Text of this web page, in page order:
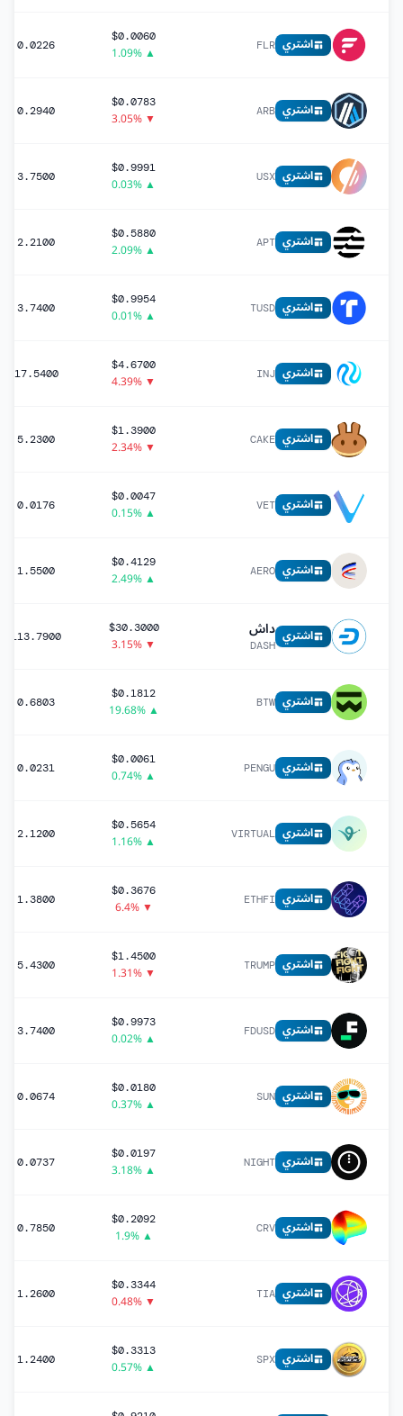
اشتري FLR
$0.0060
▲ 1.09%
0.0226
اشتري ARB
$0.0783
▼ 3.05%
0.2940
اشتري USX
$0.9991
▲ 0.03%
3.7500
اشتري APT
$0.5880
▲ 2.09%
2.2100
اشتري TUSD
$0.9954
▲ 0.01%
3.7400
اشتري INJ
$4.6700
▼ 4.39%
17.5400
اشتري CAKE
$1.3900
▼ 2.34%
5.2300
اشتري VET
$0.0047
▲ 0.15%
0.0176
اشتري AERO
$0.4129
▲ 2.49%
1.5500
اشتري داش
DASH
$30.3000
▼ 3.15%
113.7900
اشتري BTW
$0.1812
▲ 19.68%
0.6803
اشتري PENGU
$0.0061
▲ 0.74%
0.0231
اشتري VIRTUAL
$0.5654
▲ 1.16%
2.1200
اشتري ETHFI
$0.3676
▼ 6.4%
1.3800
اشتري TRUMP
$1.4500
▼ 1.31%
5.4300
اشتري FDUSD
$0.9973
▲ 0.02%
3.7400
اشتري SUN
$0.0180
▲ 0.37%
0.0674
اشتري NIGHT
$0.0197
▲ 3.18%
0.0737
اشتري CRV
$0.2092
▲ 1.9%
0.7850
اشتري TIA
$0.3344
▼ 0.48%
1.2600
اشتري SPX
$0.3313
▲ 0.57%
1.2400